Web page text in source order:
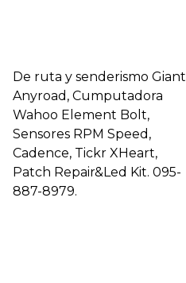
De ruta y senderismo Giant
Anyroad, Cumputadora
Wahoo Element Bolt,
Sensores RPM Speed,
Cadence, Tickr XHeart,
Patch Repair&Led Kit. 095-
887-8979.